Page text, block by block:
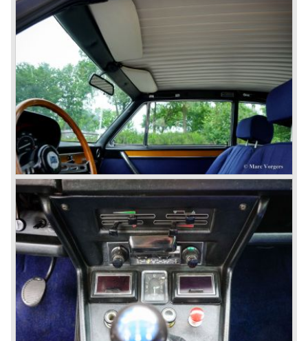
The Lancia Fulvia was also available as Zagato Sport
model.
In the year 1970 the unique Lancia Stratos saw the light of
day. A Bertone designed futuristic show model which was
chosen by Lancia to compete in the international rally
championships. The Stratos proved to be very successful
just like the Fulvia HF.
Between the years 1972 and 1984 the following Lancia
models were presented:
The Lancia Beta (Berlina, Coupe, Spider, HPE and
Montecarlo), the Stratos successor Lancia Rally 037 and
the Lancia Gamma saloon.
© Marc Vorgers